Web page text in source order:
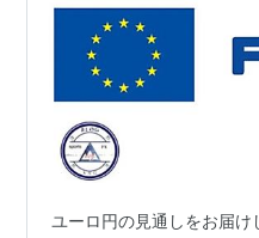
ユーロ円の見通しをお届